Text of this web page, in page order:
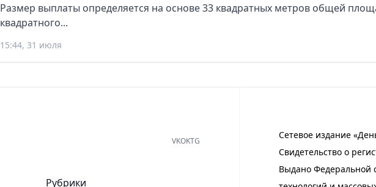
Размер выплаты определяется на основе 33 квадратных метров общей
квадратного...
15:44, 31 июля
Сетевое издание
Свидетельство о
Выдано Федеральной
VKOKTG
Рубрики